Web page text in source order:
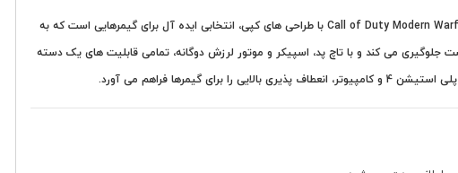
، داشتن یک دسته بازی باکیفیت و با طراحی مناسب امری ضروری است. دسته بازی بی سیم پلی استیشن 4 طرح Call of Duty Modern Warfare با طراحی های کپی، انتخابی ایده آل برای گیمرهایی است که به
می کند و با تاچ پد، اسپیکر و موتور لرزش دوگانه، تمامی قابلیت های یک دسته
فراهم می آورد.